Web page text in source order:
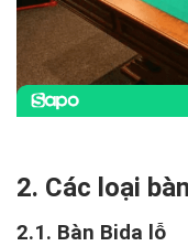
2. Các loại
2.1. Bàn Bida lỗ